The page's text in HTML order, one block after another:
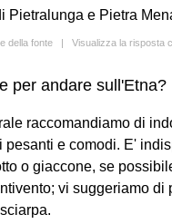
Pietralunga e Pietra
della fonte | Visualizza la risposta
per andare sull'Etna?
raccomandiamo di
pesanti e comodi. E'
o giaccone, se
vi suggeriamo di